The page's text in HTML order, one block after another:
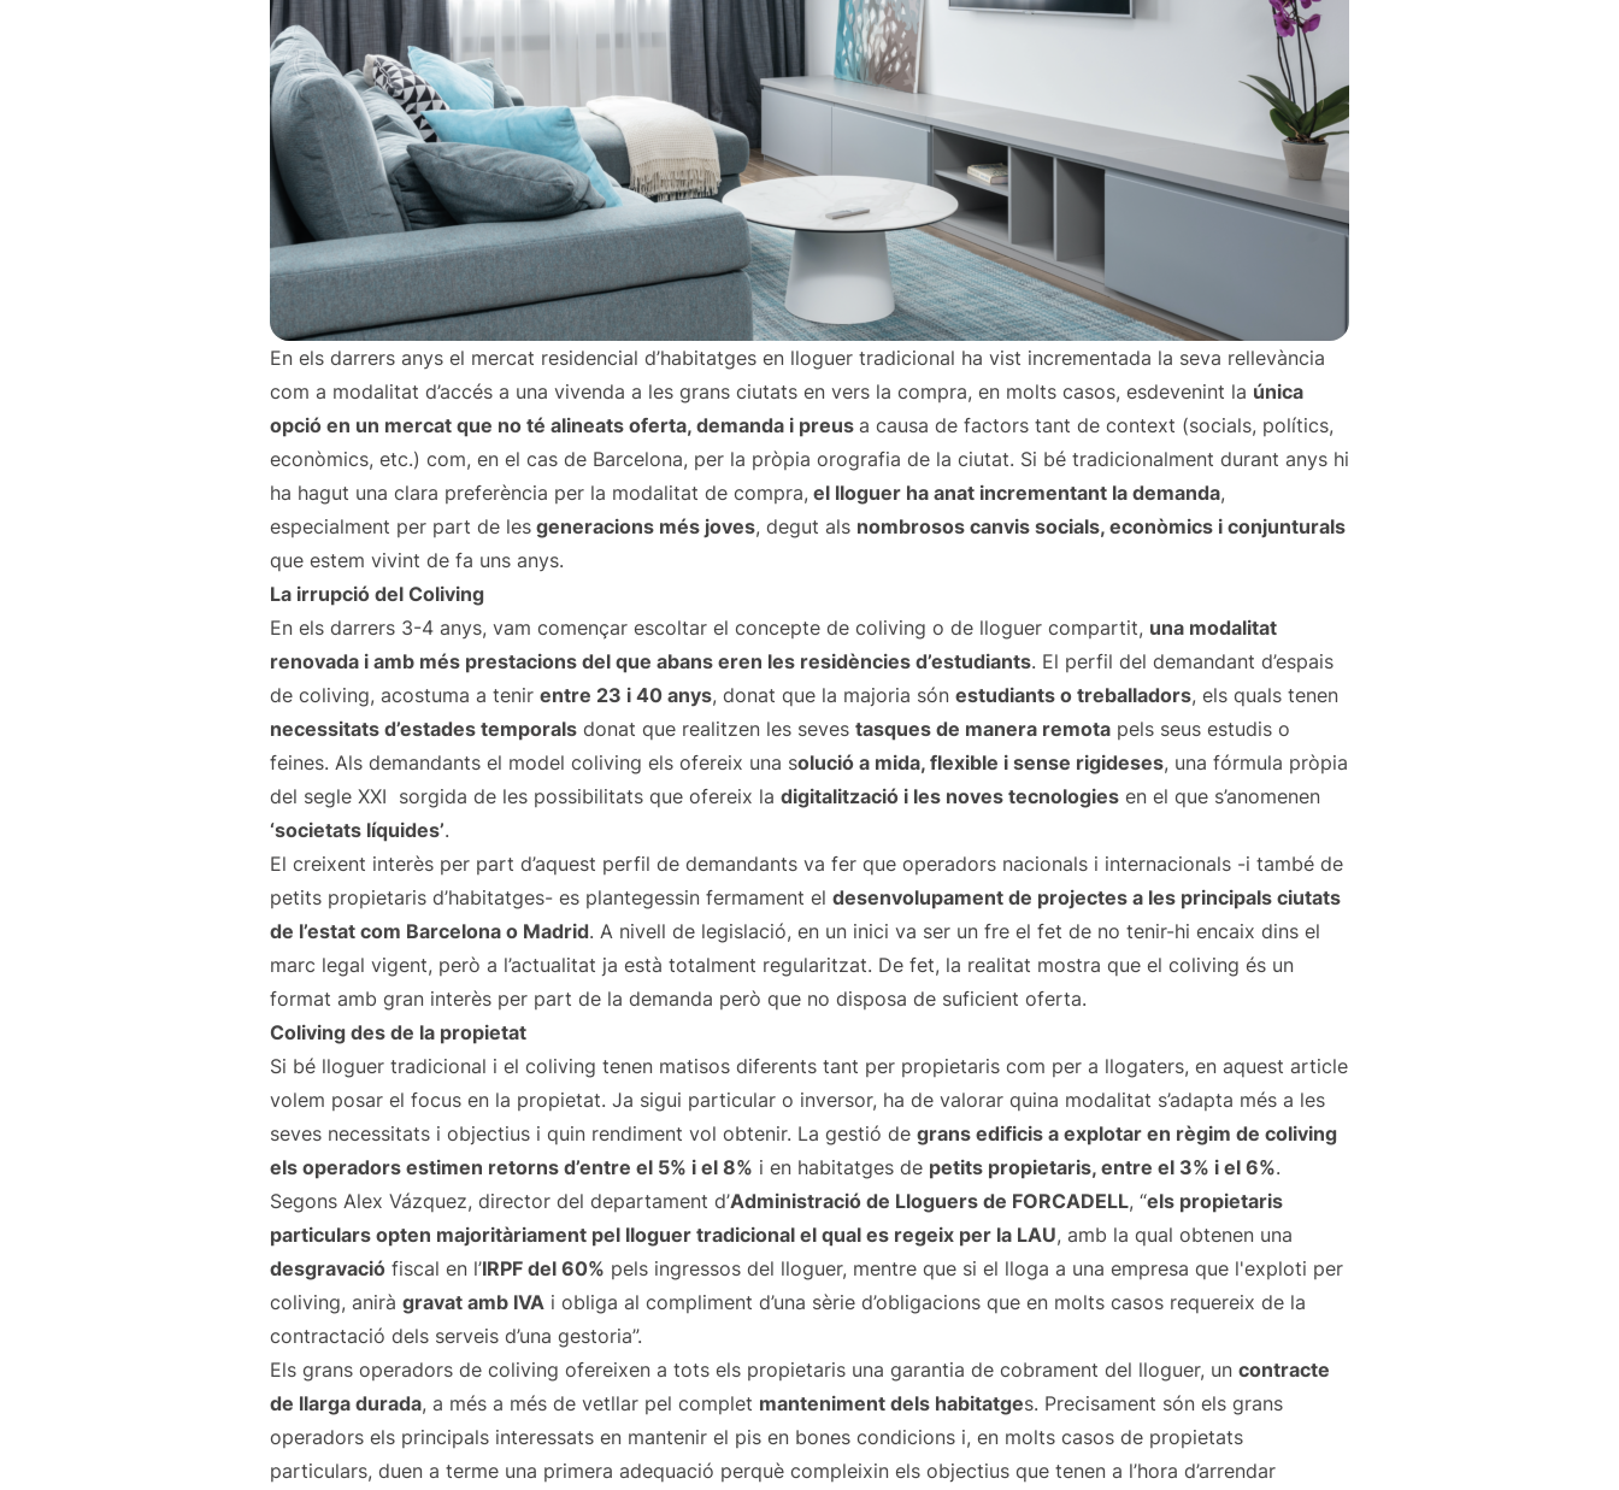
En els darrers anys el mercat residencial d’habitatges en lloguer tradicional ha vist incrementada la seva rellevància
com a modalitat d’accés a una vivenda a les grans ciutats en vers la compra, en molts casos, esdevenint la única
opció en un mercat que no té alineats oferta, demanda i preus a causa de factors tant de context (socials, polítics,
econòmics, etc.) com, en el cas de Barcelona, per la pròpia orografia de la ciutat. Si bé tradicionalment durant anys hi
ha hagut una clara preferència per la modalitat de compra, el lloguer ha anat incrementant la demanda,
especialment per part de les generacions més joves, degut als nombrosos canvis socials, econòmics i conjunturals
que estem vivint de fa uns anys.
La irrupció del Coliving
En els darrers 3-4 anys, vam començar escoltar el concepte de coliving o de lloguer compartit, una modalitat
renovada i amb més prestacions del que abans eren les residències d’estudiants. El perfil del demandant d’espais
de coliving, acostuma a tenir entre 23 i 40 anys, donat que la majoria són estudiants o treballadors, els quals tenen
necessitats d’estades temporals donat que realitzen les seves tasques de manera remota pels seus estudis o
feines. Als demandants el model coliving els ofereix una solució a mida, flexible i sense rigideses, una fórmula pròpia
del segle XXI sorgida de les possibilitats que ofereix la digitalització i les noves tecnologies en el que s’anomenen
‘societats líquides’.
El creixent interès per part d’aquest perfil de demandants va fer que operadors nacionals i internacionals -i també de
petits propietaris d’habitatges- es plantegessin fermament el desenvolupament de projectes a les principals ciutats
de l’estat com Barcelona o Madrid. A nivell de legislació, en un inici va ser un fre el fet de no tenir-hi encaix dins el
marc legal vigent, però a l’actualitat ja està totalment regularitzat. De fet, la realitat mostra que el coliving és un
format amb gran interès per part de la demanda però que no disposa de suficient oferta.
Coliving des de la propietat
Si bé lloguer tradicional i el coliving tenen matisos diferents tant per propietaris com per a llogaters, en aquest article
volem posar el focus en la propietat. Ja sigui particular o inversor, ha de valorar quina modalitat s’adapta més a les
seves necessitats i objectius i quin rendiment vol obtenir. La gestió de grans edificis a explotar en règim de coliving
els operadors estimen retorns d’entre el 5% i el 8% i en habitatges de petits propietaris, entre el 3% i el 6%.
Segons Alex Vázquez, director del departament d’Administració de Lloguers de FORCADELL, “els propietaris
particulars opten majoritàriament pel lloguer tradicional el qual es regeix per la LAU, amb la qual obtenen una
desgravació fiscal en l’IRPF del 60% pels ingressos del lloguer, mentre que si el lloga a una empresa que l'exploti per
coliving, anirà gravat amb IVA i obliga al compliment d’una sèrie d’obligacions que en molts casos requereix de la
contractació dels serveis d’una gestoria”.
Els grans operadors de coliving ofereixen a tots els propietaris una garantia de cobrament del lloguer, un contracte
de llarga durada, a més a més de vetllar pel complet manteniment dels habitatges. Precisament són els grans
operadors els principals interessats en mantenir el pis en bones condicions i, en molts casos de propietats
particulars, duen a terme una primera adequació perquè compleixin els objectius que tenen a l’hora d’arrendar